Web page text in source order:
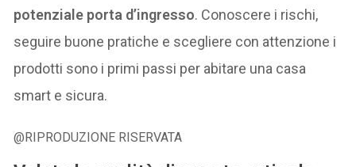
potenziale porta d’ingresso. Conoscere i rischi,
seguire buone pratiche e scegliere con attenzione i
prodotti sono i primi passi per abitare una casa
smart e sicura.
@RIPRODUZIONE RISERVATA